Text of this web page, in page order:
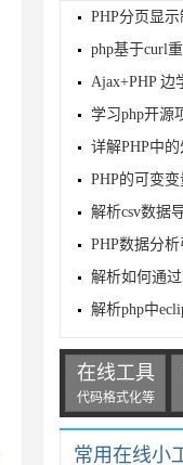
PHP分页显
php基于curl
Ajax+PHP 边
学习php开源
详解PHP中的
PHP的可变
解析csv数据
解析php中
在线工具
代码格式化等
常用在线小